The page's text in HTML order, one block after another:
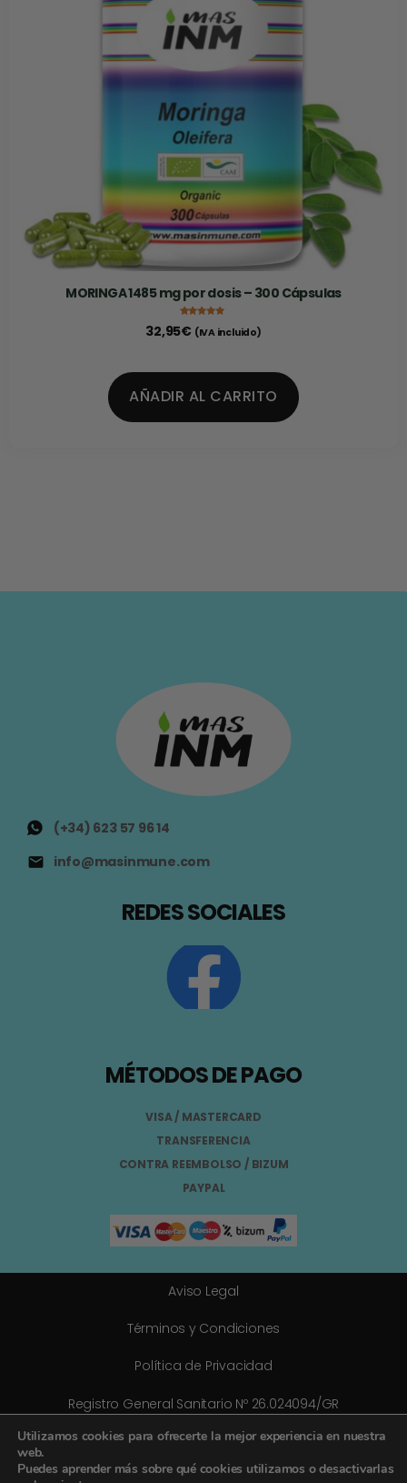
MORINGA 1485 mg por dosis – 300 Cápsulas
4.94de 5
32,95€ (IVA incluido)
AÑADIR AL CARRITO
(+34) 623 57 96 14
info@masinmune.com
REDES SOCIALES
MÉTODOS DE PAGO
VISA / MASTERCARD
TRANSFERENCIA
CONTRA REEMBOLSO / BIZUM
PAYPAL
Aviso Legal
Términos y Condiciones
Política de Privacidad
© 2025 Todos los derechos reservados
Registro General Sanitario Nº 26.024094/GR
Utilizamos cookies para ofrecerte la mejor experiencia en nuestra
web.
Puedes aprender más sobre qué cookies utilizamos o desactivarlas